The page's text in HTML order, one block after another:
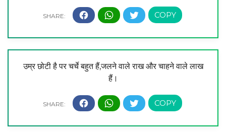
उम्र छोटी है पर चर्चे बहुत हैं,जलने वाले राख और चाहने वाले लाख
हैं।